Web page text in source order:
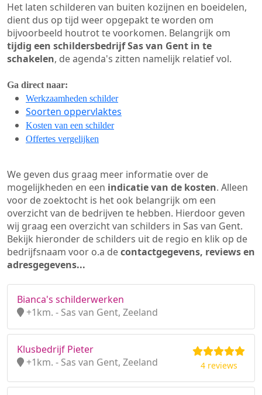
Het laten schilderen van buiten kozijnen en boeidelen,
dient dus op tijd weer opgepakt te worden om
bijvoorbeeld houtrot te voorkomen. Belangrijk om
tijdig een schildersbedrijf Sas van Gent in te
schakelen, de agenda's zitten namelijk relatief vol.
Ga direct naar:
Werkzaamheden schilder
Soorten oppervlaktes
Kosten van een schilder
Offertes vergelijken
We geven dus graag meer informatie over de
mogelijkheden en een indicatie van de kosten. Alleen
voor de zoektocht is het ook belangrijk om een
overzicht van de bedrijven te hebben. Hierdoor geven
wij graag een overzicht van schilders in Sas van Gent.
Bekijk hieronder de schilders uit de regio en klik op de
bedrijfsnaam voor o.a decontactgegevens, reviews en
adresgegevens...
Bianca's schilderwerken
+1km. - Sas van Gent, Zeeland
Klusbedrijf Pieter
+1km. - Sas van Gent, Zeeland
4 reviews